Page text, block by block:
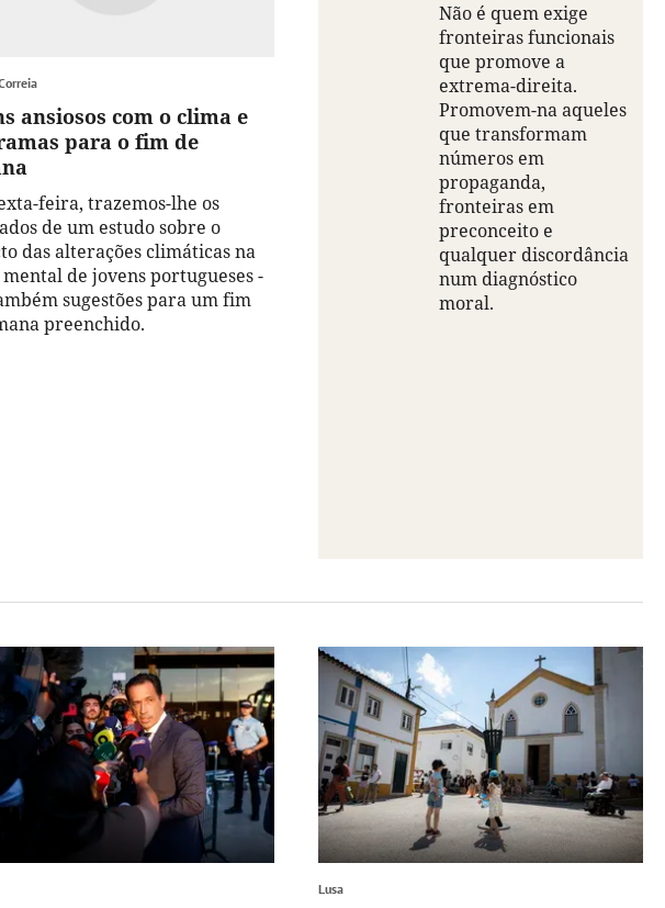
ansiosos com o clima e
para o fim de
feira, trazemos-lhe os
de um estudo sobre o
das alterações climáticas na
de jovens portugueses -
sugestões para um fim
preenchido.
Não é quem exige
fronteiras funcionais
que promove a
extrema-direita.
Promovem-na aqueles
que transformam
números em
propaganda,
fronteiras em
preconceito e
qualquer discordância
num diagnóstico
moral.
Lusa